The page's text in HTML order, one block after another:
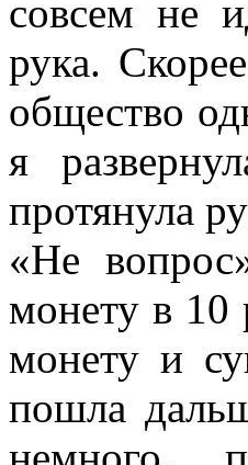
совсем не
рука.
общество
я
протянула
«Не
монету в 10
монету и
пошла